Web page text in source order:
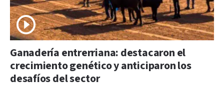
Ganadería entrerriana: destacaron el
crecimiento genético y anticiparon los
desafíos del sector